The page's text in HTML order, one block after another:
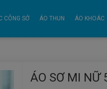
CÔNG SỞ ÁO THUN ÁO KHOÁC
ÁO SƠ MI NỮ